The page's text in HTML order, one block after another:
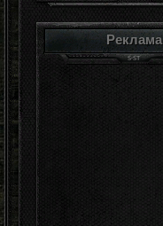
Реклама